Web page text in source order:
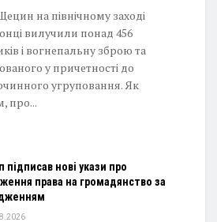
на північному заході
вилучили понад 456
і вогнепальну зброю та
у причетності до
угруповання. Як
про...
підписав нові укази про
права на громадянство за